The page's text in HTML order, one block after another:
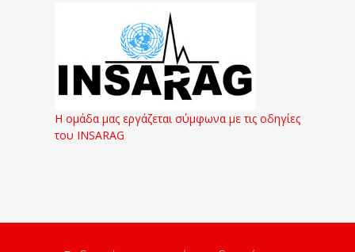
Η ομάδα μας εργάζεται σύμφωνα με τις οδηγίες
του INSARAG